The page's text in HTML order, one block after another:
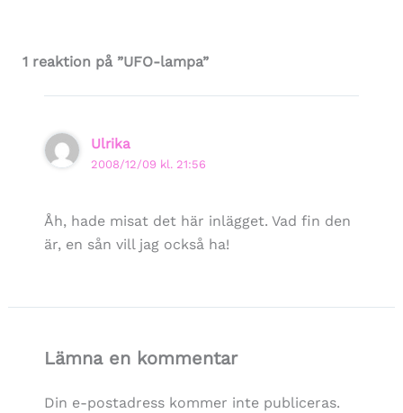
1 reaktion på ”UFO-lampa”
Ulrika
2008/12/09 kl. 21:56
Åh, hade misat det här inlägget. Vad fin den
är, en sån vill jag också ha!
Lämna en kommentar
Din e-postadress kommer inte publiceras.